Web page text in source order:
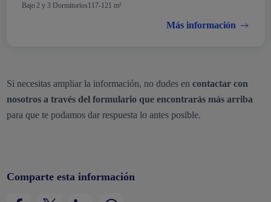
Bajo 2 y 3 Dormitorios117-121 m²
Más información
Si necesitas ampliar la información, no dudes encontactar con
nosotros a través del formulario que encontrarás más arriba
para que te podamos dar respuesta lo antes posible.
Comparte esta información